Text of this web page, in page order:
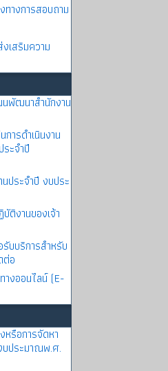
างการสอบถาม
เสริมความ
พัฒนาสำนักงาน
ารดำเนินงาน
ะจำปี
นประจำปี งบประ
ติงานของเจ้า
บบริการสำหรับ
ต่อ
างออนไลน์ (E-
รือการจัดหา
บประมาณพ.ศ.